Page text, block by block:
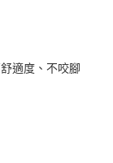
適度、不咬腳